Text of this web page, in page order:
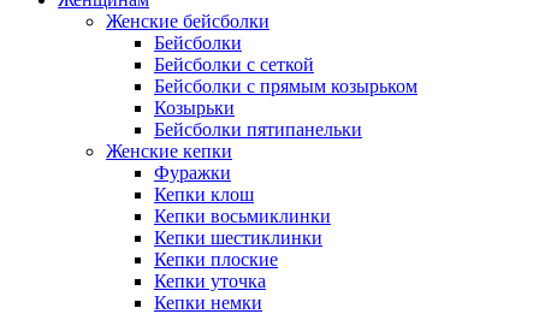
Женские бейсболки
Бейсболки
Бейсболки с сеткой
Бейсболки с прямым козырьком
Козырьки
Бейсболки пятипанельки
Женские кепки
Фуражки
Кепки клош
Кепки восьмиклинки
Кепки шестиклинки
Кепки плоские
Кепки уточка
Кепки немки